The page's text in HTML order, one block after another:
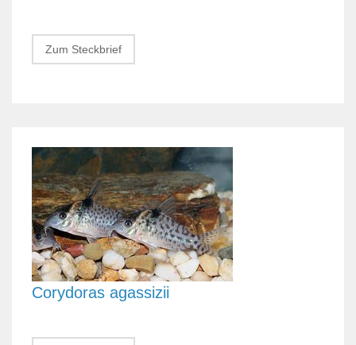
Zum Steckbrief
Corydoras agassizii